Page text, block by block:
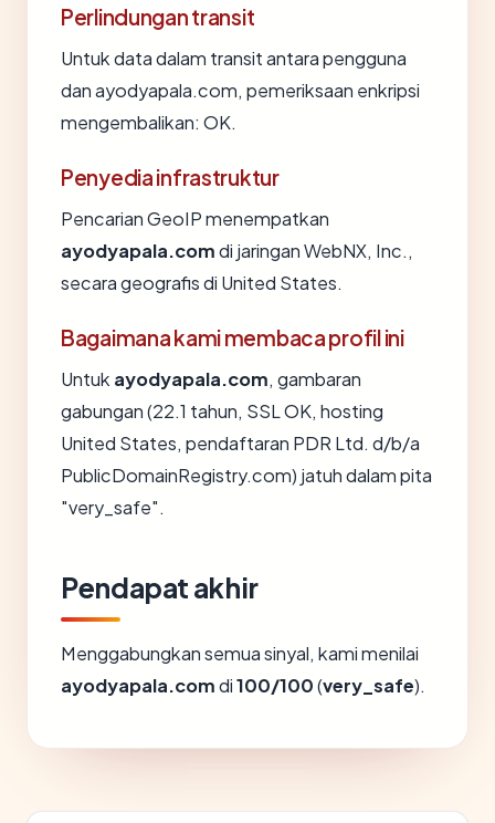
Perlindungan transit
Untuk data dalam transit antara pengguna
dan ayodyapala.com, pemeriksaan enkripsi
mengembalikan: OK.
Penyedia infrastruktur
Pencarian GeoIP menempatkan
ayodyapala.comdi jaringan WebNX, Inc.,
secara geografis di United States.
Bagaimana kami membaca profil ini
Untuk ayodyapala.com, gambaran
gabungan (22.1 tahun, SSL OK, hosting
United States, pendaftaran PDR Ltd. d/b/a
PublicDomainRegistry.com) jatuh dalam pita
"very_safe".
Pendapat akhir
Menggabungkan semua sinyal, kami menilai
ayodyapala.comdi100/100(very_safe).